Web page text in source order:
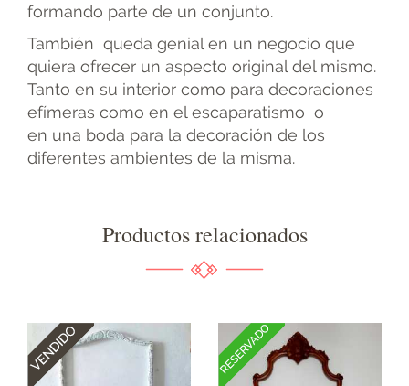
formando parte de un conjunto.
También queda genial en un negocio que
quiera ofrecer un aspecto original del mismo.
Tanto en su interior como para decoraciones
efímeras como en el escaparatismo o
en una boda para la decoración de los
diferentes ambientes de la misma.
Productos relacionados